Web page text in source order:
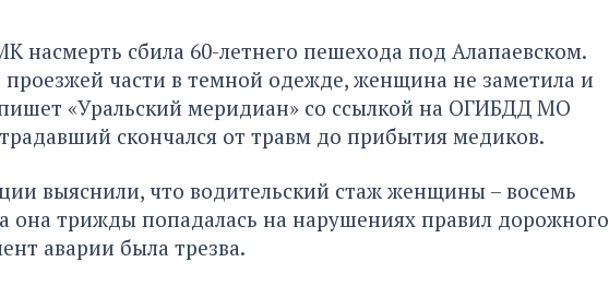
насмерть сбила 60-летнего пешехода под Алапаевском.
части в темной одежде, женщина не заметила и
«Уральский меридиан»со ссылкой на ОГИБДД МО
скончался от травм до прибытия медиков.
выяснили, что водительский стаж женщины – восемь
она трижды попадалась на нарушениях правил дорожного
аварии была трезва.